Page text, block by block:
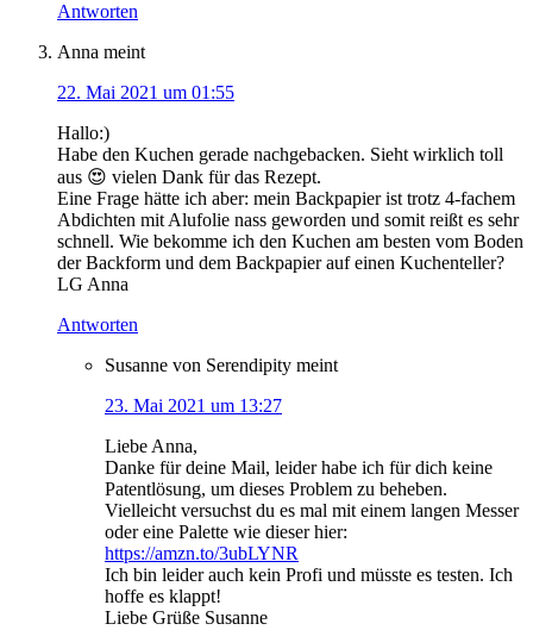
Antworten
Anna meint
22. Mai 2021 um 01:55
Hallo:)
Habe den Kuchen gerade nachgebacken. Sieht wirklich toll
aus 😍 vielen Dank für das Rezept.
Eine Frage hätte ich aber: mein Backpapier ist trotz 4-fachem
Abdichten mit Alufolie nass geworden und somit reißt es sehr
schnell. Wie bekomme ich den Kuchen am besten vom Boden
der Backform und dem Backpapier auf einen Kuchenteller?
LG Anna
Antworten
Susanne von Serendipity meint
23. Mai 2021 um 13:27
Liebe Anna,
Danke für deine Mail, leider habe ich für dich keine
Patentlösung, um dieses Problem zu beheben.
Vielleicht versuchst du es mal mit einem langen Messer
oder eine Palette wie dieser hier:
https://amzn.to/3ubLYNR
Ich bin leider auch kein Profi und müsste es testen. Ich
hoffe es klappt!
Liebe Grüße Susanne